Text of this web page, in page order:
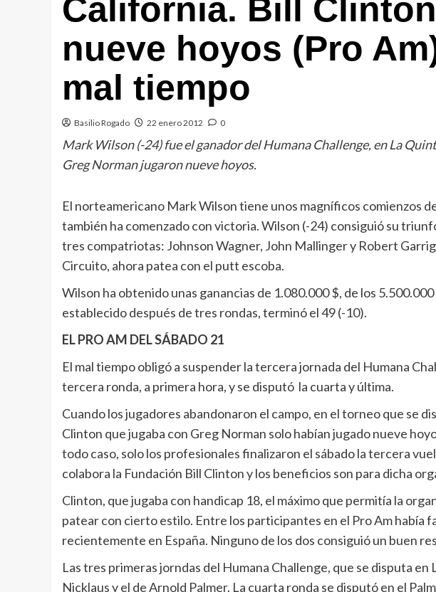
California. Bill
nueve hoyos (Pro
mal tiempo
Basilio Rogado 22 enero 2012 0
Mark Wilson (-24) fue el ganador del Humana Challenge, en La
Greg Norman jugaron nueve hoyos.
El norteamericano Mark Wilson tiene unos magníficos comienzos
también ha comenzado con victoria. Wilson (-24) consiguió su
tres compatriotas: Johnson Wagner, John Mallinger y Robert
Circuito, ahora patea con el putt escoba.
Wilson ha obtenido unas ganancias de 1.080.000 $, de los
establecido después de tres rondas, terminó el 49 (-10).
EL PRO AM DEL SÁBADO 21
El mal tiempo obligó a suspender la tercera jornada del Humana
tercera ronda, a primera hora, y se disputó la cuarta y última.
Cuando los jugadores abandonaron el campo, en el torneo que se
Clinton que jugaba con Greg Norman solo habían jugado nueve
todo caso, solo los profesionales finalizaron el sábado la tercera
colabora la Fundación Bill Clinton y los beneficios son para dicha
Clinton, que jugaba con handicap 18, el máximo que permitía la
patear con cierto estilo. Entre los participantes en el Pro Am había
recientemente en España. Ninguno de los dos consiguió un buen
Las tres primeras jorndas del Humana Challenge, que se disputa
Nicklaus y el de Arnold Palmer. La cuarta ronda se disputó en el